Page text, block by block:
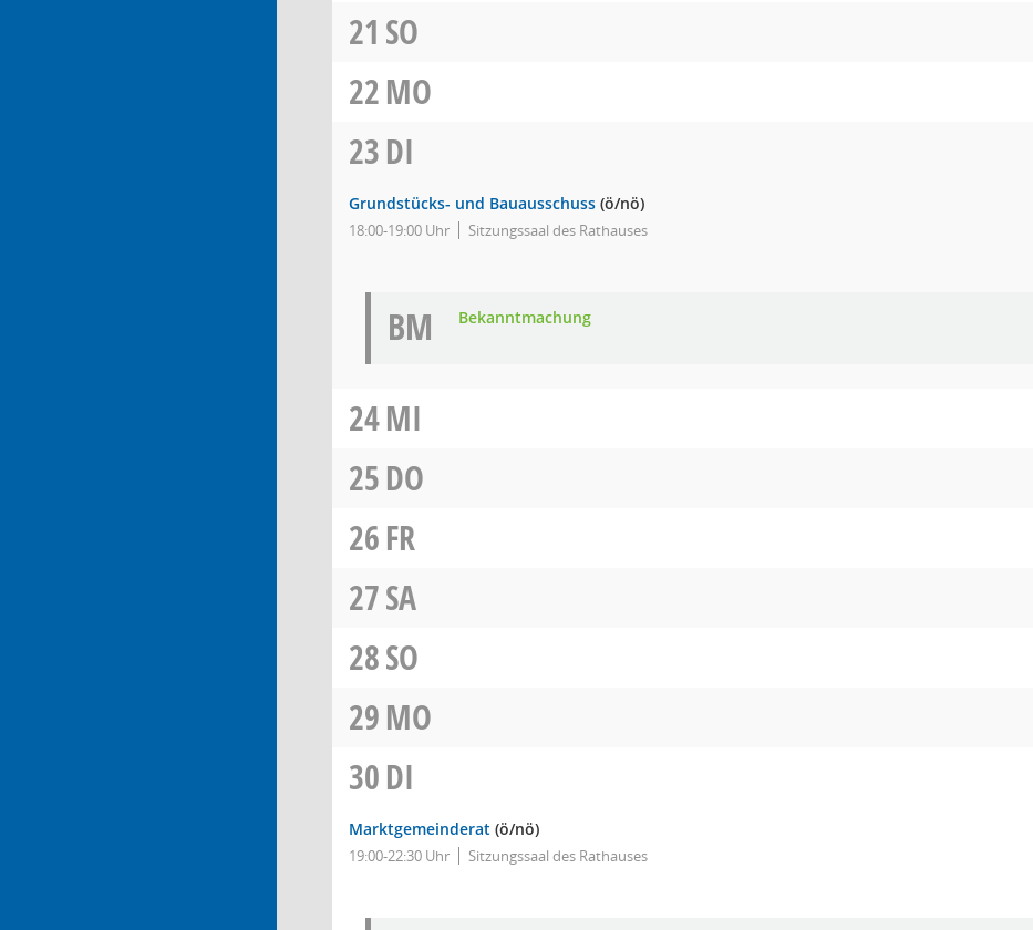
21 SO
22MO
23DI
Grundstücks- und Bauausschuss (ö/nö)
18:00-19:00 Uhr Sitzungssaal des Rathauses
BM Bekanntmachung
24MI
25DO
26FR
27SA
28SO
29MO
30DI
Marktgemeinderat (ö/nö)
19:00-22:30 Uhr Sitzungssaal des Rathauses